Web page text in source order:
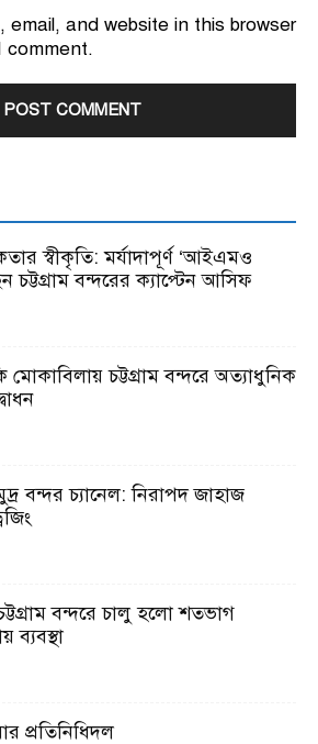
email, and website in this browser
comment.
স্বীকৃতি: মর্যাদাপূর্ণ ‘আইএমও
চট্টগ্রাম বন্দরের ক্যাপ্টেন আসিফ
চট্টগ্রাম বন্দরে অত্যাধুনিক
বন্দর চ্যানেল: নিরাপদ জাহাজ
চট্টগ্রাম বন্দরে চালু হলো শতভাগ
ব্যবস্থা
প্রতিনিধিদল